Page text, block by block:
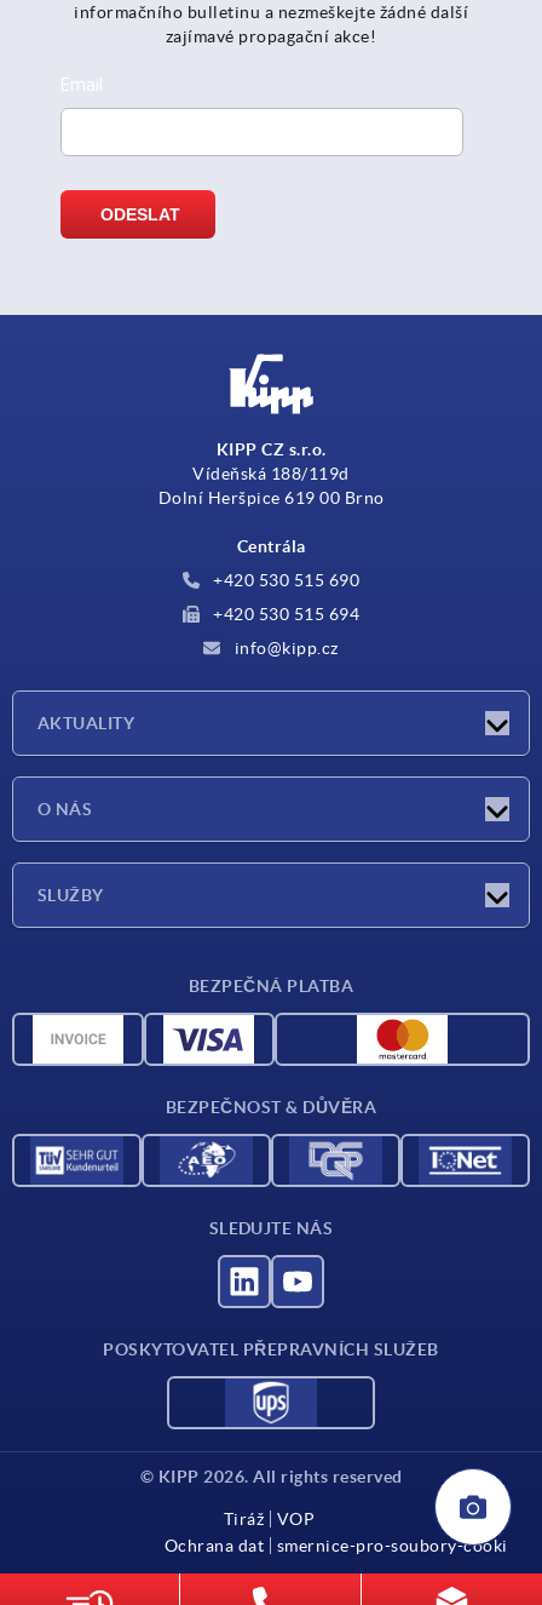
informačního bulletinu a nezmeškejte žádné další
zajímavé propagační akce!
KIPP CZ s.r.o.
Vídeňská 188/119d
Dolní Heršpice 619 00 Brno
Centrála
+420 530 515 690
+420 530 515 694
info@kipp.cz
AKTUALITY
O NÁS
SLUŽBY
CAD data
BEZPEČNÁ PLATBA
BEZPEČNOST & DŮVĚRA
SLEDUJTE NÁS
POSKYTOVATEL PŘEPRAVNÍCH SLUŽEB
© KIPP 2026. All rights reserved
Tiráž
VOP
Ochrana dat
smernice-pro-soubory-cooki